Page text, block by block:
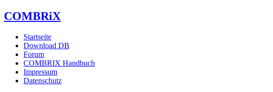
COMBRiX
Startseite
Download DB
Forum
COMBRIX Handbuch
Impressum
Datenschutz